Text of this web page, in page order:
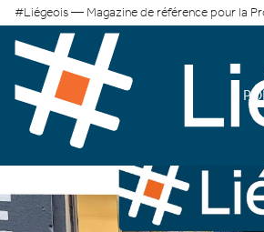
#Liégeois — Magazine de référence pour la